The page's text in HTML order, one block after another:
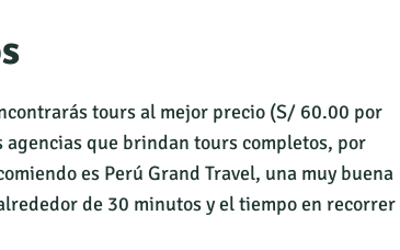
tours al mejor precio (S/ 60.00 por
que brindan tours completos, por
es Perú Grand Travel, una muy buena
de 30 minutos y el tiempo en recorrer